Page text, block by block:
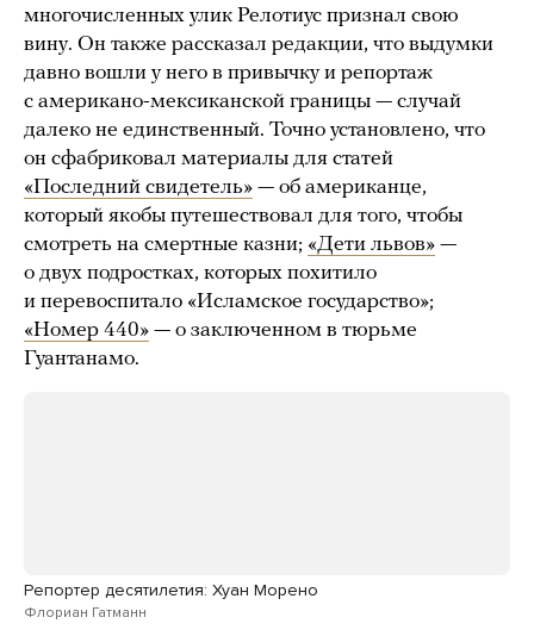
многочисленных улик Релотиус признал свою
вину. Он также рассказал редакции, что выдумки
давно вошли у него в привычку и репортаж
с американо-мексиканской границы — случай
далеко не единственный. Точно установлено, что
он сфабриковал материалы для статей
«Последний свидетель» — об американце,
который якобы путешествовал для того, чтобы
смотреть на смертные казни; «Дети львов» —
о двух подростках, которых похитило
и перевоспитало «Исламское государство»;
«Номер 440» — о заключенном в тюрьме
Гуантанамо.
Репортер десятилетия: Хуан Морено
Флориан Гатманн